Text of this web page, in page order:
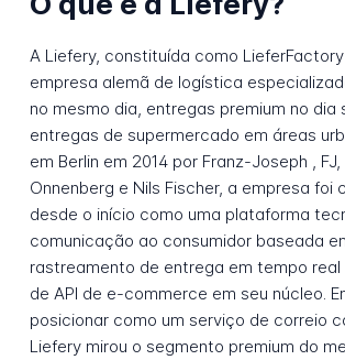
A Liefery, constituída como
empresa alemã de logística
no mesmo dia, entregas premium no dia
entregas de supermercado em áreas
em Berlin em 2014 por Franz-Joseph , FJ,
Onnenberg e Nils Fischer, a empresa foi
desde o início como uma plataforma
comunicação ao consumidor baseada
rastreamento de entrega em tempo
de API de e-commerce em seu núcleo.
posicionar como um serviço de correio
Liefery mirou o segmento premium do